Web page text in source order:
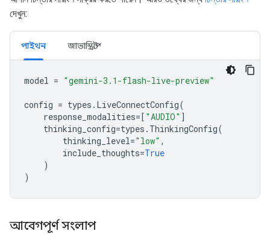
দেখুন:
পাইথন জাভাস্ক্রিপ্ট
model = "gemini-3.1-flash-live-preview"
config = types . LiveConnectConfig(
response_modalities=[ "AUDIO" ]
thinking_config=types . ThinkingConfig(
thinking_level="low" ,
include_thoughts=True
)
)
আবেগপূর্ণ সংলাপ